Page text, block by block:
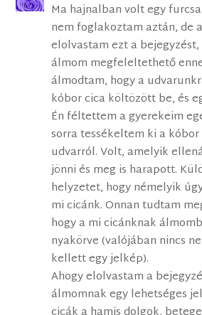
Ma hajnalban volt egy
nem foglakoztam aztán, de
elolvastam ezt a
álmom megfeleltethető
álmodtam, hogy a
kóbor cica költözött be, és
Én féltettem a gyerekeim
sorra tessékeltem ki a
udvarról. Volt, amelyik
jönni és meg is harapott.
helyzetet, hogy némelyik
mi cicánk. Onnan tudtam
hogy a mi cicánknak
nyakörve (valójában nincs
kellett egy jelkép).
Ahogy elolvastam a
álmomnak egy lehetséges